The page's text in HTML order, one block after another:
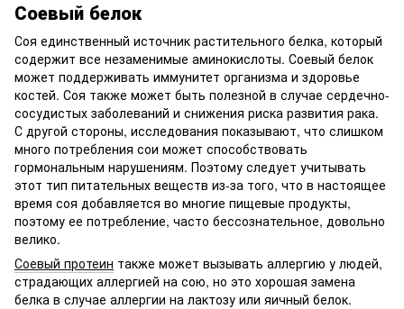
Соевый белок
Соя единственный источник растительного белка, который
содержит все незаменимые аминокислоты. Соевый белок
может поддерживать иммунитет организма и здоровье
костей. Соя также может быть полезной в случае сердечно-
сосудистых заболеваний и снижения риска развития рака.
С другой стороны, исследования показывают, что слишком
много потребления сои может способствовать
гормональным нарушениям. Поэтому следует учитывать
этот тип питательных веществ из-за того, что в настоящее
время соя добавляется во многие пищевые продукты,
поэтому ее потребление, часто бессознательное, довольно
велико.
Соевый протеин также может вызывать аллергию у людей,
страдающих аллергией на сою, но это хорошая замена
белка в случае аллергии на лактозу или яичный белок.